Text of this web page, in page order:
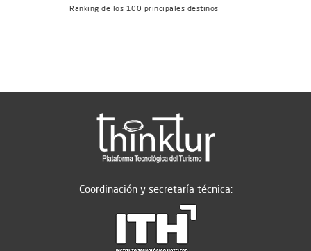
Ranking de los 100 principales destinos
Coordinación y secretaría técnica: